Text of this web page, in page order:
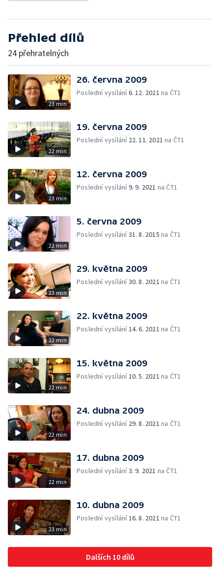
Přehled dílů
24 přehratelných
23 min
26. června 2009
Poslední vysílání6. 12. 2021 na ČT1
22 min
19. června 2009
Poslední vysílání 22. 11. 2021 na ČT1
23 min
12. června 2009
Poslední vysílání9. 9. 2021 na ČT1
22 min
5. června 2009
Poslední vysílání31. 8. 2015 na ČT1
23 min
29. května 2009
Poslední vysílání30. 8. 2021 na ČT1
22 min
22. května 2009
Poslední vysílání14. 6. 2021 na ČT1
22 min
15. května 2009
Poslední vysílání10. 5. 2021 na ČT1
22 min
24. dubna 2009
Poslední vysílání 29. 8. 2021 na ČT1
22 min
17. dubna 2009
Poslední vysílání3. 9. 2021 na ČT1
23 min
10. dubna 2009
Poslední vysílání16. 8. 2021 na ČT1
Dalších 10 dílů